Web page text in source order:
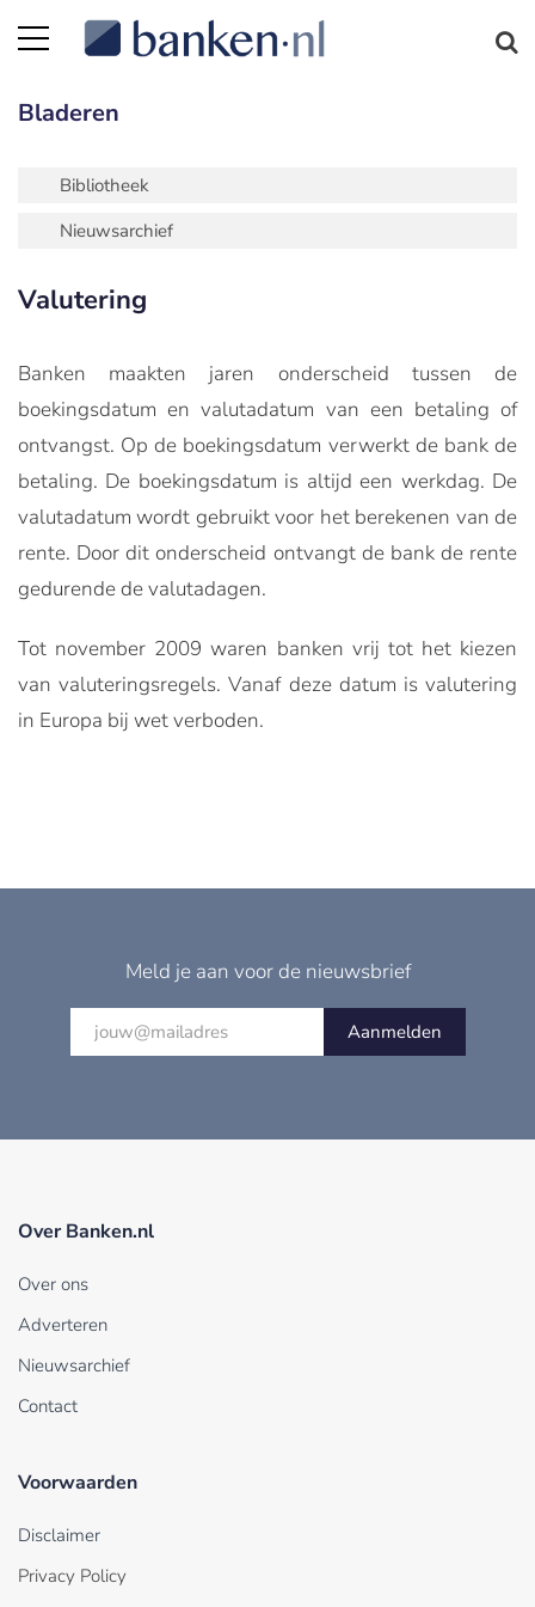
Bladeren
Bibliotheek
Nieuwsarchief
Valutering
Banken maakten jaren onderscheid tussen de
boekingsdatum en valutadatum van een betaling of
ontvangst. Op de boekingsdatum verwerkt de bank de
betaling. De boekingsdatum is altijd een werkdag. De
valutadatum wordt gebruikt voor het berekenen van de
rente. Door dit onderscheid ontvangt de bank de rente
gedurende de valutadagen.
Tot november 2009 waren banken vrij tot het kiezen
van valuteringsregels. Vanaf deze datum is valutering
in Europa bij wet verboden.
Meld je aan voor de nieuwsbrief
Aanmelden
Over Banken.nl
Over ons
Adverteren
Nieuwsarchief
Contact
Voorwaarden
Disclaimer
Privacy Policy